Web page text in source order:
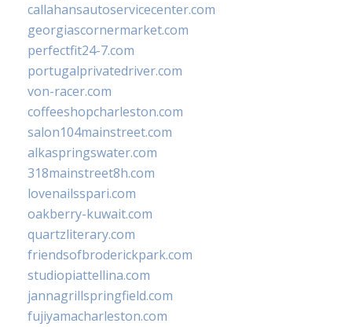
callahansautoservicecenter.com
georgiascornermarket.com
perfectfit24-7.com
portugalprivatedriver.com
von-racer.com
coffeeshopcharleston.com
salon104mainstreet.com
alkaspringswater.com
318mainstreet8h.com
lovenailsspari.com
oakberry-kuwait.com
quartzliterary.com
friendsofbroderickpark.com
studiopiattellina.com
jannagrillspringfield.com
fujiyamacharleston.com